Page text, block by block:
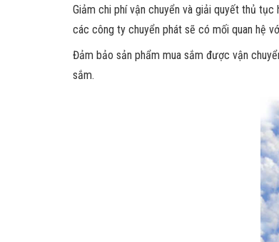
Giảm chi phí vận chuyển và giải quyết thủ
các công ty chuyển phát sẽ có mối quan hệ
Đảm bảo sản phẩm mua sắm được vận
sắm.